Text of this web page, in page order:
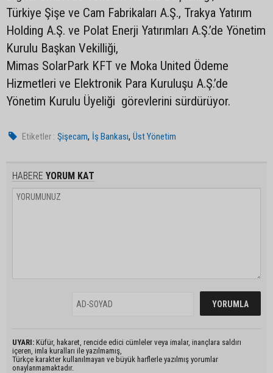
Türkiye Şişe ve Cam Fabrikaları A.Ş., Trakya Yatırım
Holding A.Ş. ve Polat Enerji Yatırımları A.Ş.’de Yönetim
Kurulu Başkan Vekilliği,
Mimas SolarPark KFT ve Moka United Ödeme
Hizmetleri ve Elektronik Para Kuruluşu A.Ş.’de
Yönetim Kurulu Üyeliği görevlerini sürdürüyor.
Etiketler : Şişecam, İş Bankası,Üst Yönetim
HABERE YORUM KAT
UYARI: Küfür, hakaret, rencide edici cümleler veya imalar, inançlara saldırı
içeren, imla kuralları ile yazılmamış,
Türkçe karakter kullanılmayan ve büyük harflerle yazılmış yorumlar
onaylanmamaktadır.